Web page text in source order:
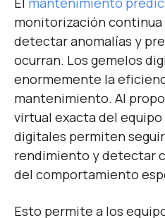
monitorización continua
detectar anomalías y
ocurran. Los gemelos
enormemente la
mantenimiento. Al
virtual exacta del
digitales permiten
rendimiento y detectar
del comportamiento
Esto permite a los